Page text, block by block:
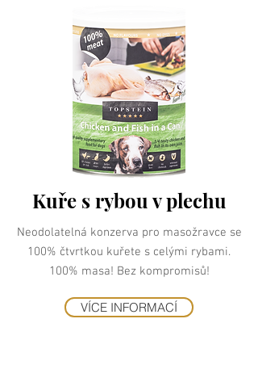
Kuře s rybou v plechu
Neodolatelná konzerva pro masožravce se
100% čtvrtkou kuřete s celými rybami.
100% masa! Bez kompromisů!
VÍCE INFORMACÍ